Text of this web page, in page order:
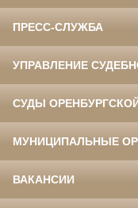
ПРЕСС-СЛУЖБА
УПРАВЛЕНИЕ
СУДЫ
МУНИЦИПАЛЬНЫЕ
ВАКАНСИИ